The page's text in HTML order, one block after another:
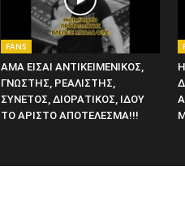
FANS
ΑΜΑ ΕΙΣΑΙ ΑΝΤΙΚΕΙΜΕΝΙΚΟΣ,
ΓΝΩΣΤΗΣ, ΡΕΑΛΙΣΤΗΣ,
ΣΥΝΕΤΟΣ, ΔΙΟΡΑΤΙΚΟΣ, ΙΔΟΥ
ΤΟ ΑΡΙΣΤΟ ΑΠΟΤΕΛΕΣΜΑ!!!